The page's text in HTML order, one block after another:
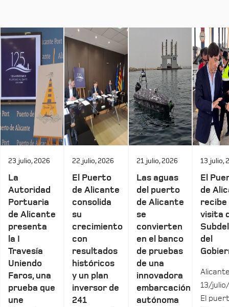
23 julio, 2026
La
Autoridad
Portuaria
de Alicante
presenta
la I
Travesía
Uniendo
Faros, una
prueba que
une
22 julio, 2026
El Puerto
de Alicante
consolida
su
crecimiento
con
resultados
históricos
y un plan
inversor de
241
21 julio, 2026
Las aguas
del puerto
de Alicante
se
convierten
en el banco
de pruebas
de una
innovadora
embarcación
autónoma
13 julio,
El
de
recibe
visita
del
13/
El